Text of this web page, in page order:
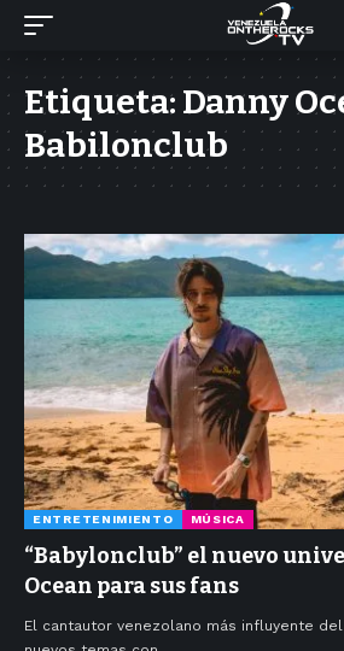
Etiqueta: Danny
Babilonclub
ENTRETENIMIENTO MÚSICA
“Babylonclub” el nuevo
Ocean para sus fans
El cantautor venezolano más influyente